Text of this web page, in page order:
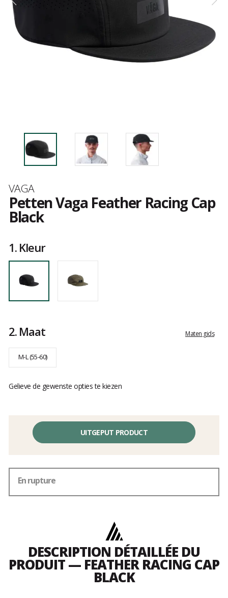
Merk
VAGA
Petten Vaga Feather Racing Cap
Black
van
1.Kleur
2.Maat Maten gids
M-L (55-60)
Gelieve de gewenste opties te kiezen
UITGEPUT PRODUCT
En rupture
DESCRIPTION DÉTAILLÉE DU
PRODUIT — FEATHER RACING CAP
BLACK